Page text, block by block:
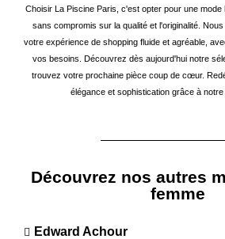
Choisir La Piscine Paris, c'est opter pour une
sans compromis sur la qualité et l'originalité.
votre expérience de shopping fluide et agréable,
vos besoins. Découvrez dès aujourd'hui notre
trouvez votre prochaine pièce coup de cœur.
élégance et sophistication grâce à notre
Découvrez nos autres
femme
Edward Achour